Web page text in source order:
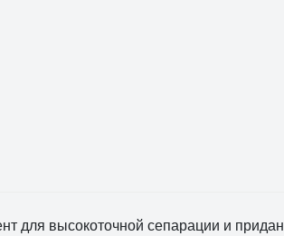
для высокоточной сепарации и